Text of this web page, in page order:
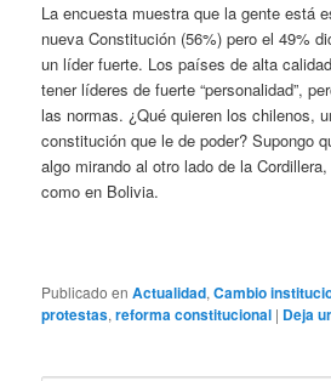
La encuesta muestra que la gente está
nueva Constitución (56%) pero el 49%
un líder fuerte. Los países de alta
tener líderes de fuerte “personalidad”,
las normas. ¿Qué quieren los chilenos,
constitución que le de poder? Supongo
algo mirando al otro lado de la
como en Bolivia.
Publicado en Actualidad,Cambio
protestas,reforma constitucional | Deja